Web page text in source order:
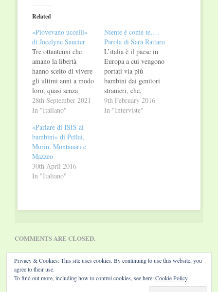
(Opens
in
new
Related
«Piovevano uccelli»
di Jocelyne Saucier
Tre ottantenni che
amano la libertà
hanno scelto di vivere
gli ultimi anni a modo
loro, quasi senza
contatti con la società,
ciascuno nella propria
folto della foresta
canadese dell’Ontario
settentrionale: Charlie,
che ha rifiutato un
destino di cure
ospedaliere, Tom, che
28th September 2021
In "Italiano"
Niente è come te….
Parola di Sara Rattaro
L’italia è il paese in
Europa a cui vengono
portati via più
bambini dai genitori
stranieri, che,
purtroppo, non
rientrano poi più. Sara
9th February 2016
In "Interviste"
«Parlare di ISIS ai
bambini» di Pellai,
Morin, Montanari e
Mazzeo
30th April 2016
In "Italiano"
COMMENTS ARE CLOSED.
Privacy & Cookies: This site uses cookies. By continuing to use this website, you
agree to their use.
To find out more, including how to control cookies, see here:Cookie Policy